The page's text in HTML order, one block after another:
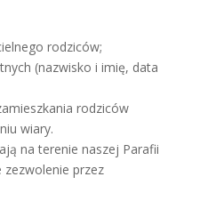
rodziców;
(nazwisko i imię, data
rodziców
wiary.
na terenie naszej Parafii
przez